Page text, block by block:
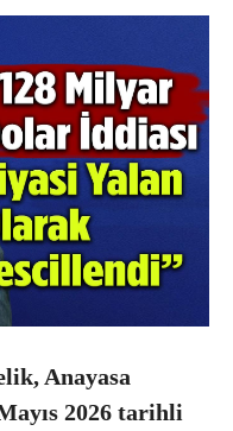
Anayasa
2026 tarihli